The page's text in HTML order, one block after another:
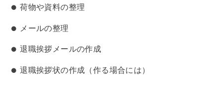
荷物や資料の整理
メールの整理
退職挨拶メールの作成
退職挨拶状の作成（作る場合には）